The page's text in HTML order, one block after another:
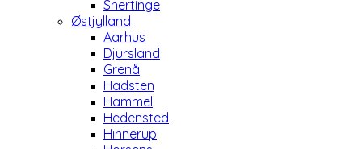
Snertinge
Østjylland
Aarhus
Djursland
Grenå
Hadsten
Hammel
Hedensted
Hinnerup